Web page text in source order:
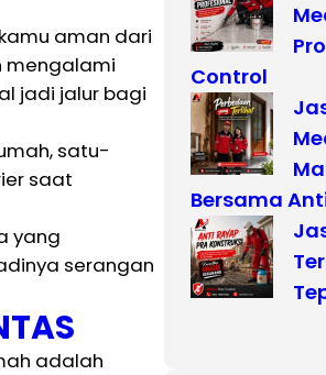
aman dari
mengalami
jadi jalur bagi
satu-
saat
yang
serangan
adalah
Control
Bersama